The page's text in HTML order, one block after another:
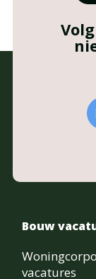
Bouw
vacatures